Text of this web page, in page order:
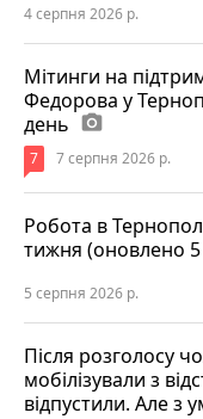
4 серпня 2026 р.
Мітинги на
Федорова у
день photo_camera
7 7 серпня 2026 р.
Робота в
тижня (оновлено
5 серпня 2026 р.
Після розголосу
мобілізували з
відпустили. Але з